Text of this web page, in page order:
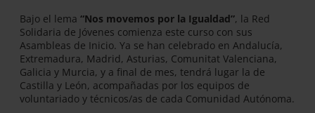
Bajo el lema “Nos movemos por la Igualdad”, la Red
Solidaria de Jóvenes comienza este curso con sus
Asambleas de Inicio. Ya se han celebrado en Andalucía,
Extremadura, Madrid, Asturias, Comunitat Valenciana,
Galicia y Murcia, y a final de mes, tendrá lugar la de
Castilla y León, acompañadas por los equipos de
voluntariado y técnicos/as de cada Comunidad Autónoma.